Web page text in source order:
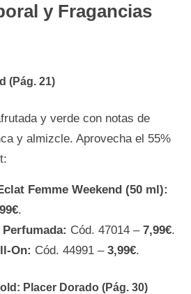
y Fragancias
(Pág. 21)
y verde con notas de
y almizcle. Aprovecha el 55%
Femme Weekend (50 ml):
.
Cód. 47014 – 7,99€.
On: Cód. 44991 – 3,99€.
Placer Dorado (Pág. 30)